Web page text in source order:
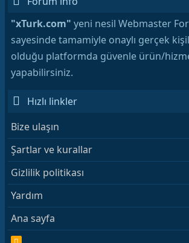
"xTurk.com" yeni nesil Webmaster
sayesinde tamamiyle onaylı gerçek
olduğu platformda güvenle ürün/
yapabilirsiniz.
Hızlı linkler
Bize ulaşın
Şartlar ve kurallar
Gizlilik politikası
Yardım
Ana sayfa
R